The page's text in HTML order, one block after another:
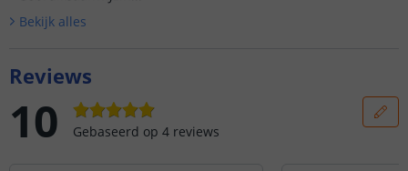
Bekijk alles
Reviews
10 Gebaseerd op 4 reviews